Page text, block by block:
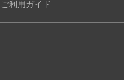
ご利用ガイド